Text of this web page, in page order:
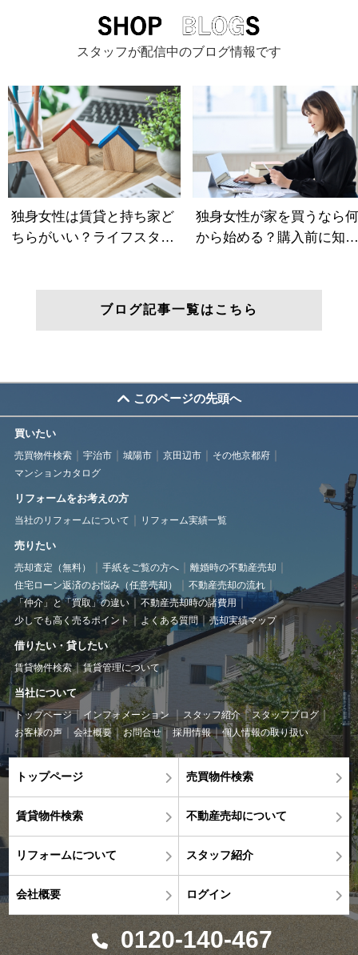
スタッフが配信中のブログ情報です
ブログ記事一覧はこちら
このページの先頭へ
買いたい
売買物件検索 宇治市 城陽市 京田辺市
その他京都府
マンションカタログ
リフォームをお考えの方
当社のリフォームについて リフォーム実績一覧
売りたい
売却査定（無料） 手紙をご覧の方へ
離婚時の不動産売却
住宅ローン返済のお悩み（任意売却）
不動産売却の流れ
「仲介」と「買取」の違い
不動産売却時の諸費用
少しでも高く売るポイント
よくある質問 売却実績マップ
借りたい・貸したい
賃貸物件検索 賃貸管理について
当社について
トップページ インフォメーション スタッフ紹介
スタッフブログ
お客様の声
会社概要 お問合せ 採用情報 個人情報の取り扱い
トップページ 売買物件検索
賃貸物件検索 不動産売却について
リフォームについて スタッフ紹介
会社概要 ログイン
0120-140-467